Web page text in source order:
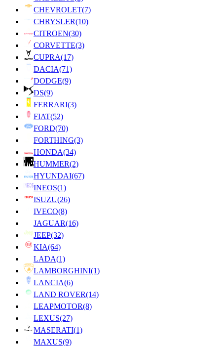
CHEVROLET(7)
CHRYSLER(10)
CITROEN(30)
CORVETTE(3)
CUPRA(17)
DACIA(71)
DODGE(9)
DS(9)
FERRARI(3)
FIAT(52)
FORD(70)
FORTHING(3)
HONDA(34)
HUMMER(2)
HYUNDAI(67)
INEOS(1)
ISUZU(26)
IVECO(8)
JAGUAR(16)
JEEP(32)
KIA(64)
LADA(1)
LAMBORGHINI(1)
LANCIA(6)
LAND ROVER(14)
LEAPMOTOR(8)
LEXUS(27)
MASERATI(1)
MAXUS(9)